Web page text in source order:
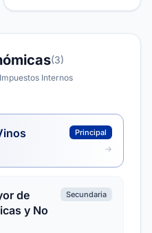
(3)
Internos
Principal
de
y No
Secundaria